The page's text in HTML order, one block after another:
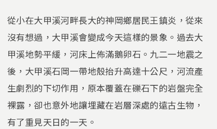
從小在大甲溪河畔長大的神岡鄉居民王鎮炎，從來
沒有想過，大甲溪會變成今天這樣的景象。過去大
甲溪地勢平緩，河床上佈滿鵝卵石。九二一地震之
後，大甲溪石岡一帶地殼抬升高達十公尺，河流產
生劇烈的下切作用，原本覆蓋在礫石下的岩盤完全
裸露，卻也意外地讓埋藏在岩層深處的遠古生物，
有了重見天日的一天。